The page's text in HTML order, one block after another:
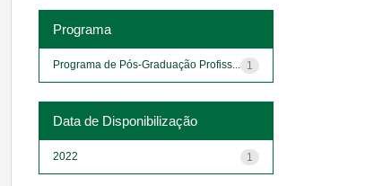
Programa
1
Programa de Pós-Graduação Profiss...
Data de Disponibilização
1
2022